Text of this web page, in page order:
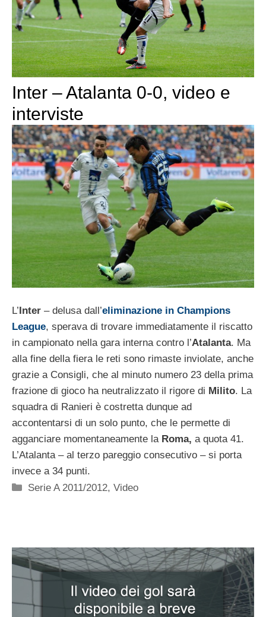
Inter – Atalanta 0-0, video e
interviste
L’ Inter – delusa dall’eliminazione in Champions
League, sperava di trovare immediatamente il riscatto
in campionato nella gara interna contro l’Atalanta. Ma
alla fine della fiera le reti sono rimaste inviolate, anche
grazie a Consigli, che al minuto numero 23 della prima
frazione di gioco ha neutralizzato il rigore di Milito. La
squadra di Ranieri è costretta dunque ad
accontentarsi di un solo punto, che le permette di
agganciare momentaneamente laRoma, a quota 41.
L’Atalanta – al terzo pareggio consecutivo – si porta
invece a 34 punti.
Categorie
Serie A 2011/2012,Video